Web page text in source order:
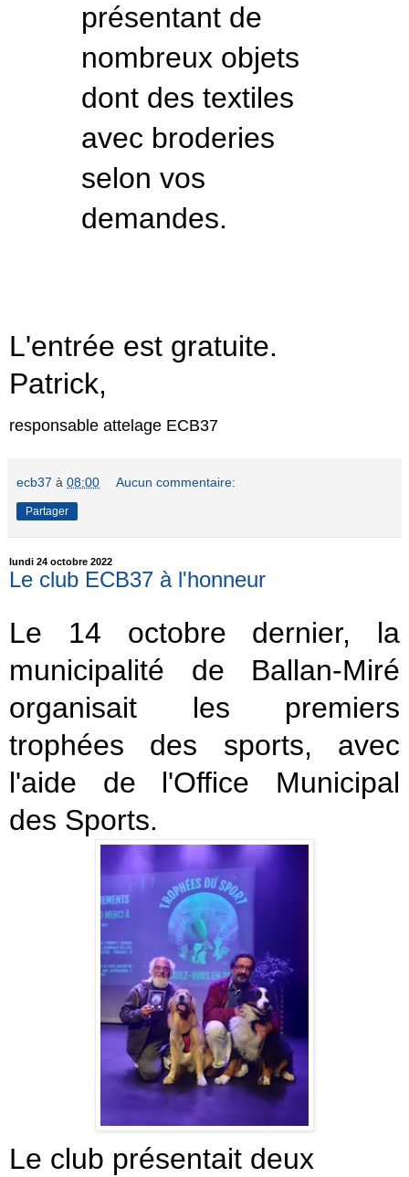
présentant de
nombreux objets
dont des textiles
avec broderies
selon vos
demandes.
L'entrée est gratuite.
Patrick,
responsable attelage ECB37
ecb37 à 08:00 Aucun commentaire:
Partager
lundi 24 octobre 2022
Le club ECB37 à l'honneur
Le 14 octobre dernier, la
municipalité de Ballan-Miré
organisait les premiers
trophées des sports, avec
l'aide de l'Office Municipal
des Sports.
Le club présentait deux